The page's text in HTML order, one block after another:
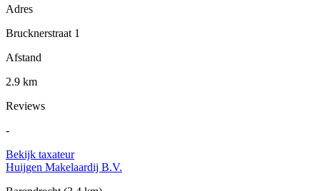
Adres
Brucknerstraat 1
Afstand
2.9 km
Reviews
-
Bekijk taxateur
Huijgen Makelaardij B.V.